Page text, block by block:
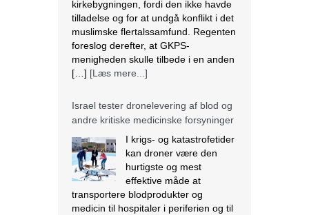
kan droner være den
hurtigste og mest
effektive måde at
transportere blodprodukter og
medicin til hospitaler i periferien og til
IDF i felten. Den 28. marts lettede en
Rambam Medical Center i Haifa og
landede 13 minutter senere ved
[…][Læs mere...]
Den nigerianske regering ser væk,
mens landbrug fortsætter med at
blive ødelagt